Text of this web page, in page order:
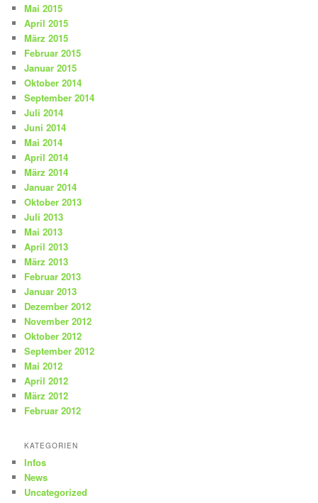
Mai 2015
April 2015
März 2015
Februar 2015
Januar 2015
Oktober 2014
September 2014
Juli 2014
Juni 2014
Mai 2014
April 2014
März 2014
Januar 2014
Oktober 2013
Juli 2013
Mai 2013
April 2013
März 2013
Februar 2013
Januar 2013
Dezember 2012
November 2012
Oktober 2012
September 2012
Mai 2012
April 2012
März 2012
Februar 2012
KATEGORIEN
Infos
News
Uncategorized